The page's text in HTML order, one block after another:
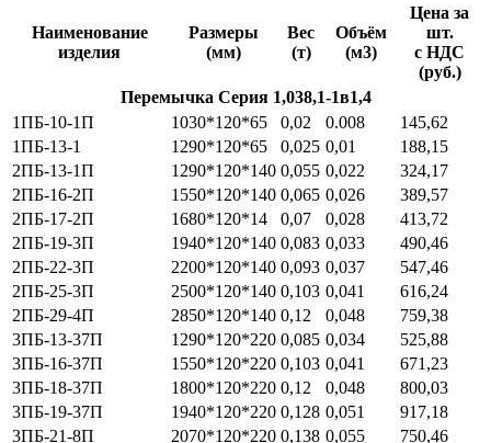
Наименование
изделия
Размеры
(мм)
Вес
(т)
Объём
(м3)
Цена за
шт.
с НДС
(руб.)
Перемычка Серия 1,038,1-1в1,4
1ПБ-10-1П
1030*120*65 0,02 0.008
145,62
1ПБ-13-1
1290*120*65 0,025 0,01
188,15
2ПБ-13-1П
1290*120*140 0,055 0,022
324,17
2ПБ-16-2П
1550*120*140 0,065 0,026
389,57
2ПБ-17-2П
1680*120*14 0,07 0,028
413,72
2ПБ-19-3П
1940*120*140 0,083 0,033
490,46
2ПБ-22-3П
2200*120*140 0,093 0,037
547,46
2ПБ-25-3П
2500*120*140 0,103 0,041
616,24
2ПБ-29-4П
2850*120*140 0,12 0,048
759,38
3ПБ-13-37П
1290*120*220 0,085 0,034
525,88
3ПБ-16-37П
1550*120*220 0,103 0,041
671,23
3ПБ-18-37П
1800*120*220 0,12 0,048
800,03
3ПБ-19-37П
1940*120*220 0,128 0,051
917,18
3ПБ-21-8П
2070*120*220 0,138 0,055 750,46